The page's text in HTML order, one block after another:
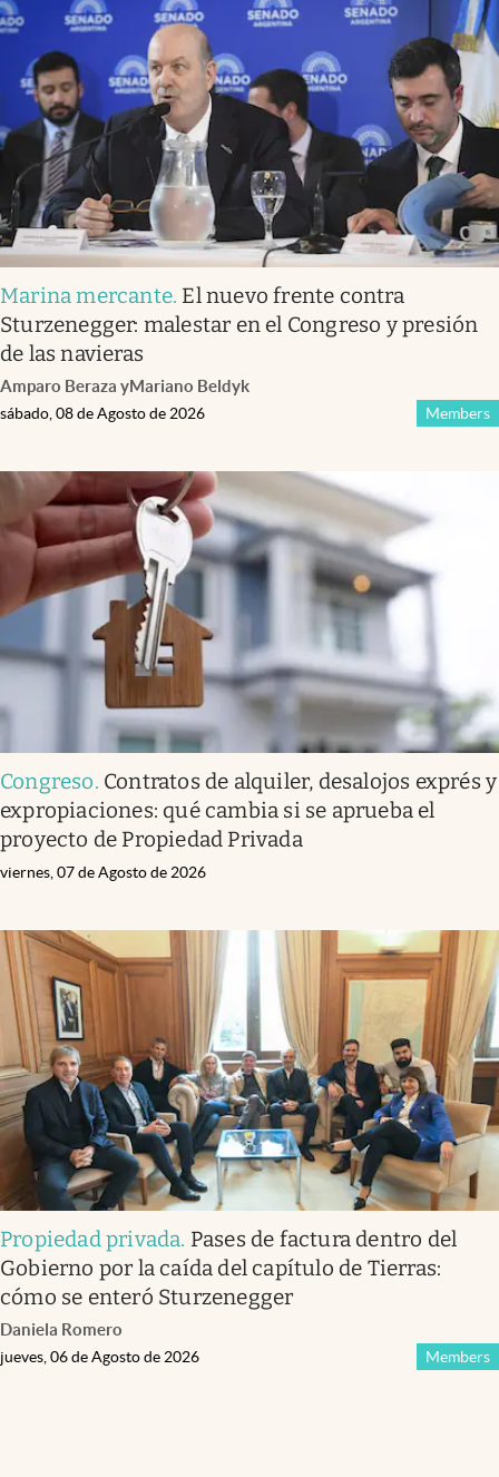
Infotechnology
Clase
Clima
Mundial 2026
Eventos Corporativos
El Cronista Studio
Mediakit
abre en nueva pestaña
Argentina
Marina mercante. El nuevo frente contra
Sturzenegger: malestar en el Congreso y presión
de las navieras
Amparo Beraza yMariano Beldyk
Members
sábado, 08 de Agosto de 2026
Congreso. Contratos de alquiler, desalojos exprés y
expropiaciones: qué cambia si se aprueba el
proyecto de Propiedad Privada
viernes, 07 de Agosto de 2026
Propiedad privada. Pases de factura dentro del
Gobierno por la caída del capítulo de Tierras:
cómo se enteró Sturzenegger
Daniela Romero
Members
jueves, 06 de Agosto de 2026